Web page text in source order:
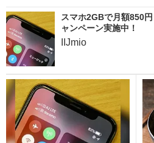
スマホ2GBで月額850
ャンペーン実施中！
IIJmio